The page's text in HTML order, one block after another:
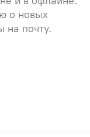
о новых
на почту.